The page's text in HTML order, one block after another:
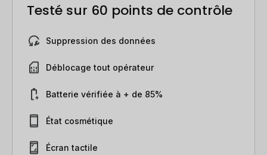
Testé sur 60 points de contrôle
Suppression des données
Déblocage tout opérateur
Batterie vérifiée à + de 85%
État cosmétique
Écran tactile